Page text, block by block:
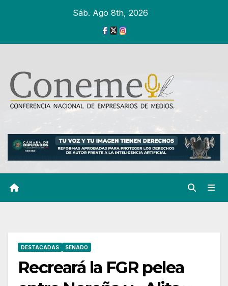
Sáb. Ago 8th, 2026
DESTACADAS SENADO
Recreará la FGR pelea